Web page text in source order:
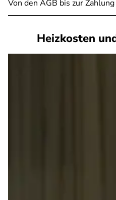
Von den AGB bis zur Zahlung
Heizkosten